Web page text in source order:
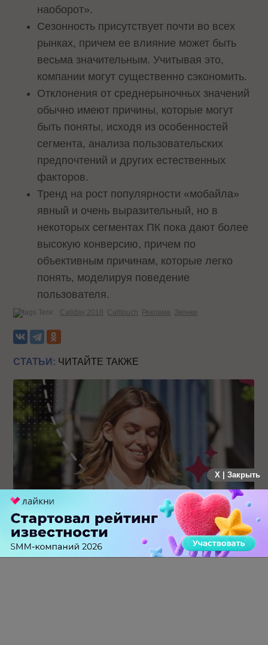
наоборот».
Сезонность присутствует почти во всех
рынках, причем ее влияние может быть
весьма значительным. Учитывая это,
компании могут существенно сэкономить.
Отклонения от среднерыночных значений
обычно имеют причины, которые могут
быть поняты, исходя из особенностей
сегмента, анализа пользовательских
предпочтений и других естественных
факторов.
Тренд на рост популярности «мобайла»
явный и очень выразительный, но в
некоторых сегментах ПК пока дают более
высокую конверсию, причем по
объективным причинам, которые легко
понять, моделируя поведение
пользователя.
Теги: Callday 2018 Calltouch Реклама Звонки
СТАТЬИ: ЧИТАЙТЕ ТАКЖЕ
Каким брендам действительно нужны mobile push-
коммуникации, а для кого это – лишняя трата ресурсов
X | Закрыть